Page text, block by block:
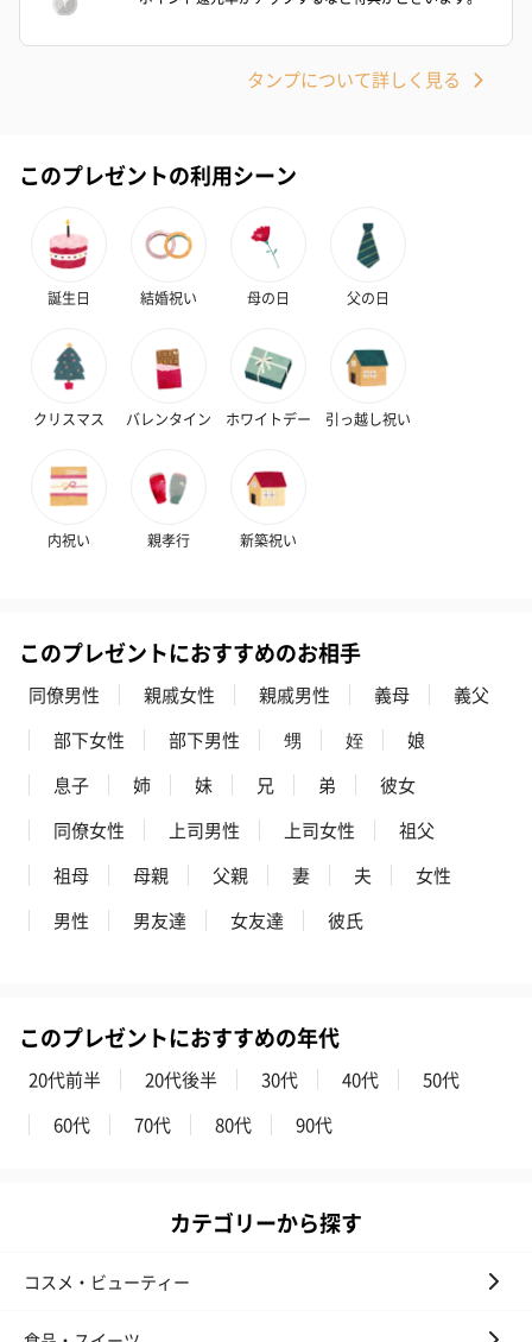
ト【ありがとう】
（1,100円）
ドクリーム（ピンクグ
レープフルーツ）
リラックスグッズ
リラックスグッズを同梱してお届けします。
かき氷入浴剤4点セット
（ブルー）（748円）
かき氷入浴剤4点セット
（イエロー）（748円）
ハンドタオル・ハンカチ
ハンドタオル・ハンカチを同梱してお届けいたします。ギフトへ
の＋αにおすすめです。
ンク）（1,760円）
ルー）（1,760円）
キャンドル・お香を同梱してお届けいたします。
タンプについて詳しく見る
このプレゼントの利用シーン
誕生日 結婚祝い 母の日 父の日
クリスマス バレンタイン ホワイトデー 引っ越し祝い
内祝い 親孝行 新築祝い
このプレゼントにおすすめのお相手
同僚男性 親戚女性 親戚男性 義母
義父
部下女性
部下男性 甥 姪
娘
息子
姉 妹 兄 弟
彼女
同僚女性
上司男性 上司女性
祖父
祖母
母親 父親 妻 夫
女性
男性
男友達 女友達 彼氏
このプレゼントにおすすめの年代
20代前半 20代後半 30代 40代
50代
60代
70代 80代 90代
カテゴリーから探す
コスメ・ビューティー